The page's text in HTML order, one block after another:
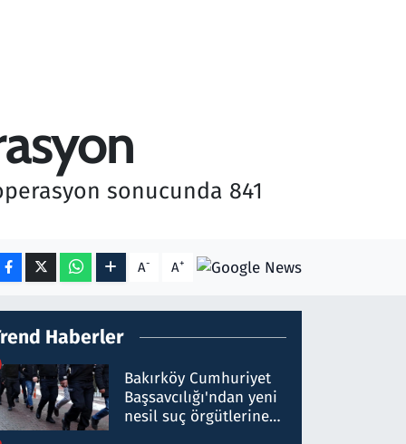
sonucunda 841
A- A+
Haberler
Bakırköy Cumhuriyet
Başsavcılığı'ndan yeni
nesil suç örgütlerine